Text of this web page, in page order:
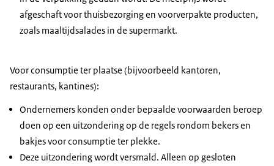
afgeschaft voor thuisbezorging en voorverpakte producten,
zoals maaltijdsalades in de supermarkt.
Voor consumptie ter plaatse (bijvoorbeeld kantoren,
restaurants, kantines):
Ondernemers konden onder bepaalde voorwaarden beroep
doen op een uitzondering op de regels rondom bekers en
bakjes voor consumptie ter plekke.
Deze uitzondering wordt versmald. Alleen op gesloten